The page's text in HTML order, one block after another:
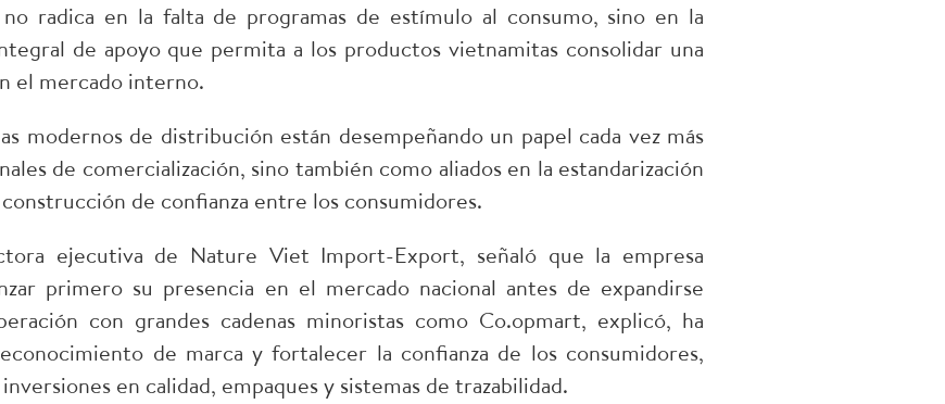
radica en la falta de programas de estímulo al consumo, sino en la
de apoyo que permita a los productos vietnamitas consolidar una
el mercado interno.
modernos de distribución están desempeñando un papel cada vez más
de comercialización, sino también como aliados en la estandarización
de confianza entre los consumidores.
ejecutiva de Nature Viet Import-Export, señaló que la empresa
primero su presencia en el mercado nacional antes de expandirse
con grandes cadenas minoristas como Co.opmart, explicó, ha
de marca y fortalecer la confianza de los consumidores,
en calidad, empaques y sistemas de trazabilidad.